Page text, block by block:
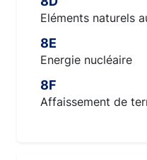
Eléments naturels
8E
Energie nucléaire
8F
Affaissement de